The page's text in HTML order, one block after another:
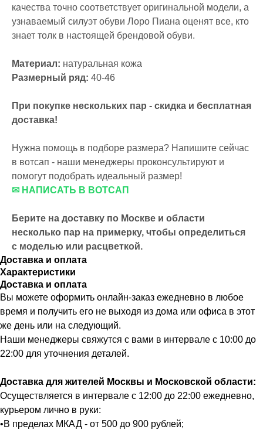
качества точно соответствует оригинальной модели, а
узнаваемый силуэт обуви Лоро Пиана оценят все, кто
знает толк в настоящей брендовой обуви.
Материал: натуральная кожа
Размерный ряд: 40-46
При покупке нескольких пар - скидка и бесплатная
доставка!
Нужна помощь в подборе размера? Напишите сейчас
в вотсап - наши менеджеры проконсультируют и
помогут подобрать идеальный размер!
✉ НАПИСАТЬ В ВОТСАП
Берите на доставку по Москве и области
несколько пар на примерку, чтобы определиться
с моделью или расцветкой.
Доставка и оплата
Характеристики
Доставка и оплата
Вы можете оформить онлайн-заказ ежедневно в любое
время и получить его не выходя из дома или офиса в этот
же день или на следующий.
Наши менеджеры свяжутся с вами в интервале с 10:00 до
22:00 для уточнения деталей.
Доставка для жителей Москвы и Московской области:
Осуществляется в интервале с 12:00 до 22:00 ежедневно,
курьером лично в руки:
•В пределах МКАД - от 500 до 900 рублей;